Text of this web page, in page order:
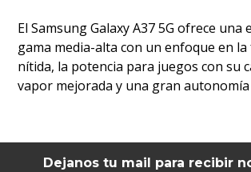
El Samsung Galaxy A37 5G ofrece una
gama media-alta con un enfoque en
nítida, la potencia para juegos con su
vapor mejorada y una gran autonomía
Dejanos tu mail para recibir